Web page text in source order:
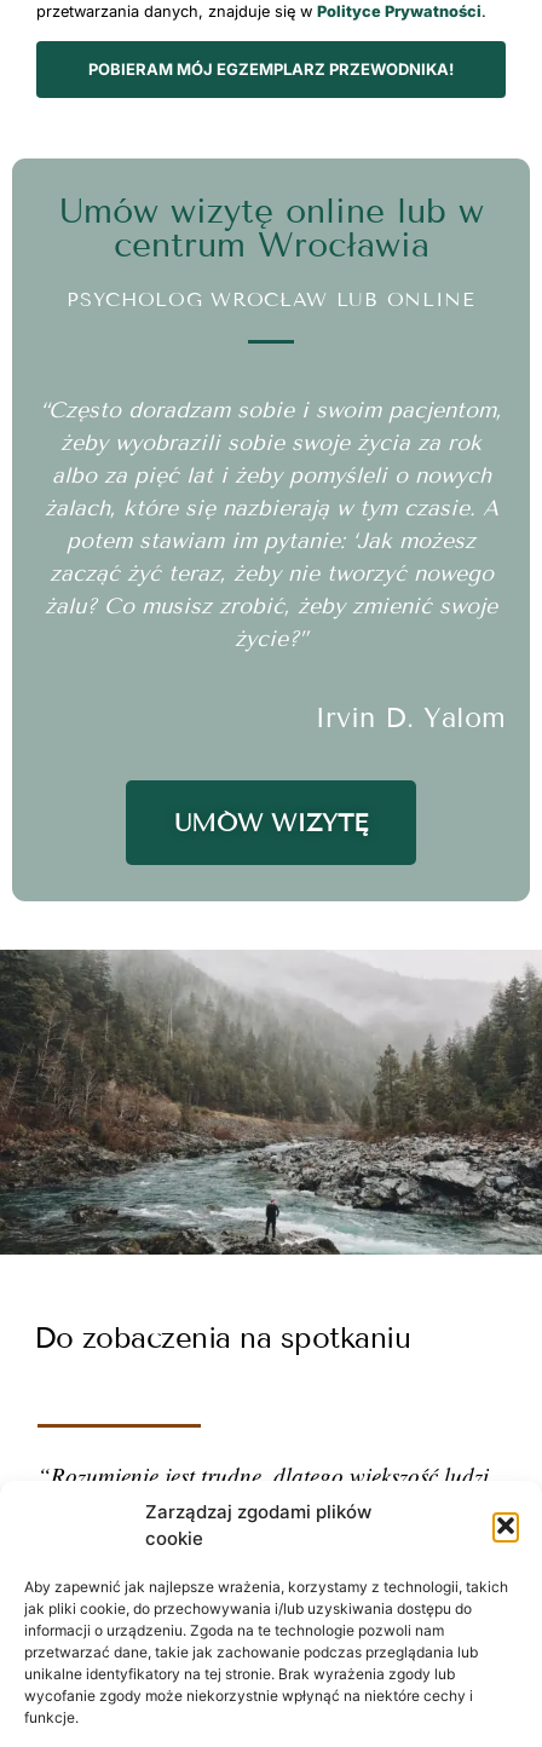
Zarządzaj zgodami plików
cookie
Aby zapewnić jak najlepsze wrażenia, korzystamy z technologii, takich
jak pliki cookie, do przechowywania i/lub uzyskiwania dostępu do
informacji o urządzeniu. Zgoda na te technologie pozwoli nam
przetwarzać dane, takie jak zachowanie podczas przeglądania lub
unikalne identyfikatory na tej stronie. Brak wyrażenia zgody lub
wycofanie zgody może niekorzystnie wpłynąć na niektóre cechy i
funkcje.
przetwarzania danych, znajduje się w Polityce Prywatności.
POBIERAM MÓJ EGZEMPLARZ PRZEWODNIKA!
Umów wizytę online lub w
centrum Wrocławia
PSYCHOLOG WROCŁAW LUB ONLINE
“Często doradzam sobie i swoim pacjentom,
żeby wyobrazili sobie swoje życia za rok
albo za pięć lat i żeby pomyśleli o nowych
żalach, które się nazbierają w tym czasie. A
potem stawiam im pytanie: ‘Jak możesz
zacząć żyć teraz, żeby nie tworzyć nowego
żalu? Co musisz zrobić, żeby zmienić swoje
życie?”
Irvin D. Yalom
UMÓW WIZYTĘ
Do zobaczenia na spotkaniu
“Rozumienie jest trudne, dlatego większość ludzi
– Carl Gustav Jung